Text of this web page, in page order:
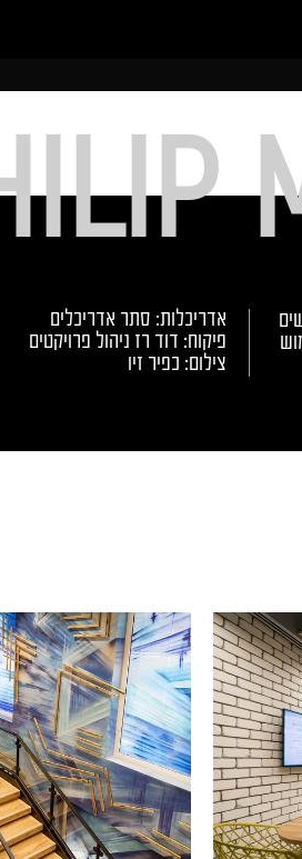
אדריכלות: סתר אדריכלים
פיקוח: דוד רז ניהול פרויקטים
צילום: כפיר זיו